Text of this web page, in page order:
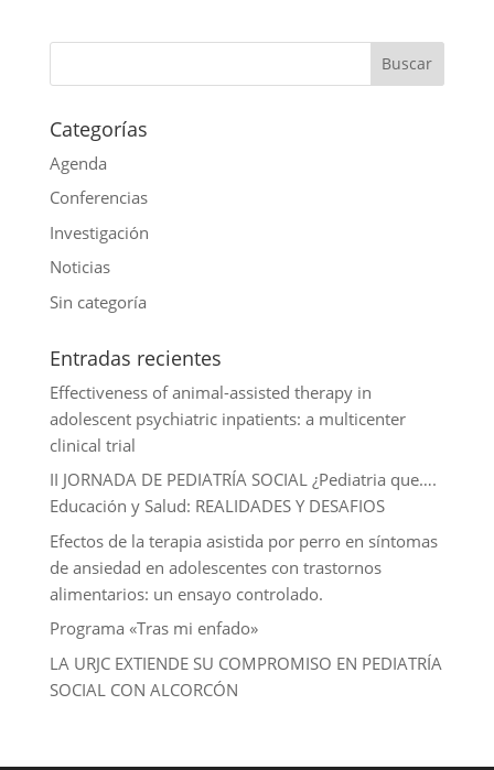
p
o
k
e
r
e
d
I
n
i
lCategorías
Agenda
Conferencias
Investigación
Noticias
Sin categoría
Entradas recientes
Effectiveness of animal-assisted therapy in
adolescent psychiatric inpatients: a multicenter
clinical trial
II JORNADA DE PEDIATRÍA SOCIAL ¿Pediatria que….
Educación y Salud: REALIDADES Y DESAFIOS
Efectos de la terapia asistida por perro en síntomas
de ansiedad en adolescentes con trastornos
alimentarios: un ensayo controlado.
Programa «Tras mi enfado»
LA URJC EXTIENDE SU COMPROMISO EN PEDIATRÍA
SOCIAL CON ALCORCÓN